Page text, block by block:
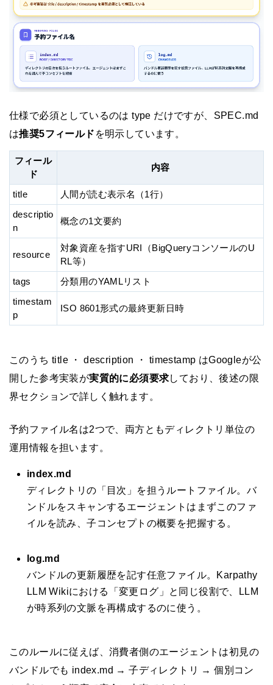
仕様で必須としているのは type だけですが、SPEC.md
は推奨5フィールド を明示しています。
フィール
ド
内容
title
人間が読む表示名（1行）
descriptio
n
概念の1文要約
resource
対象資産を指すURI（BigQueryコンソールのU
RL等）
tags
分類用のYAMLリスト
timestam
p
ISO 8601形式の最終更新日時
このうち title ・ description ・ timestamp はGoogleが公
開した参考実装が実質的に必須要求しており、後述の限
界セクションで詳しく触れます。
予約ファイル名は2つで、両方ともディレクトリ単位の
運用情報を担います。
index.md
ディレクトリの「目次」を担うルートファイル。バ
ンドルをスキャンするエージェントはまずこのファ
イルを読み、子コンセプトの概要を把握する。
log.md
バンドルの更新履歴を記す任意ファイル。Karpathy
LLM Wikiにおける「変更ログ」と同じ役割で、LLM
が時系列の文脈を再構成するのに使う。
このルールに従えば、消費者側のエージェントは初見の
バンドルでも index.md → 子ディレクトリ → 個別コン